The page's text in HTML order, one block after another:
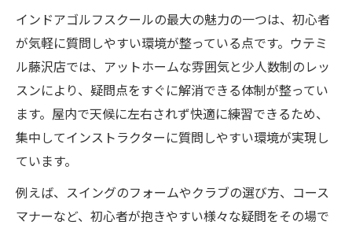
インドアゴルフスクールの最大の魅力の一つは、初心者
が気軽に質問しやすい環境が整っている点です。ウテミ
ル藤沢店では、アットホームな雰囲気と少人数制のレッ
スンにより、疑問点をすぐに解消できる体制が整ってい
ます。屋内で天候に左右されず快適に練習できるため、
集中してインストラクターに質問しやすい環境が実現し
ています。
例えば、スイングのフォームやクラブの選び方、コース
マナーなど、初心者が抱きやすい様々な疑問をその場で